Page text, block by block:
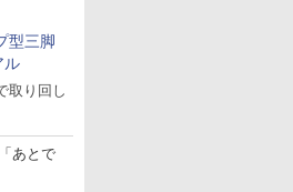
型三脚
ル
取り回し
あとで